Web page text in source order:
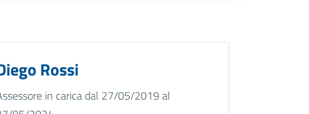
Rossi
in carica dal 27/05/2019 al